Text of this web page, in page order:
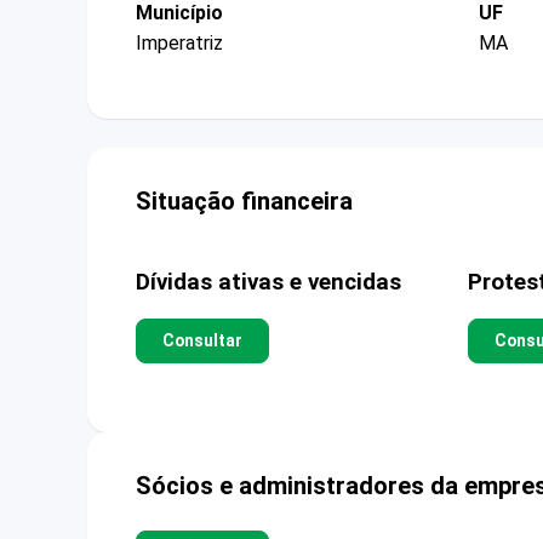
Município
Imperatriz
UF
MA
Situação financeira
Dívidas ativas e vencidas
Consultar
Sócios e administradores da